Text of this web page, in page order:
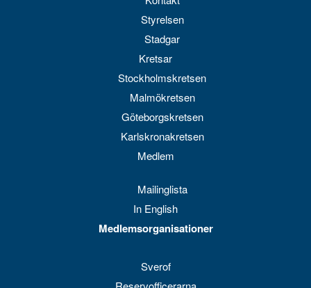
Styrelsen
Stadgar
Kretsar
Stockholmskretsen
Malmökretsen
Göteborgskretsen
Karlskronakretsen
Medlem
Mailinglista
In English
Medlemsorganisationer
Sverof